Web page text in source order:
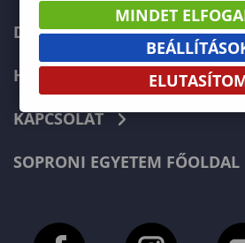
DOKUMENTUMOK
HÍREK
KAPCSOLAT
SOPRONI EGYETEM FŐOLDAL
MINDET